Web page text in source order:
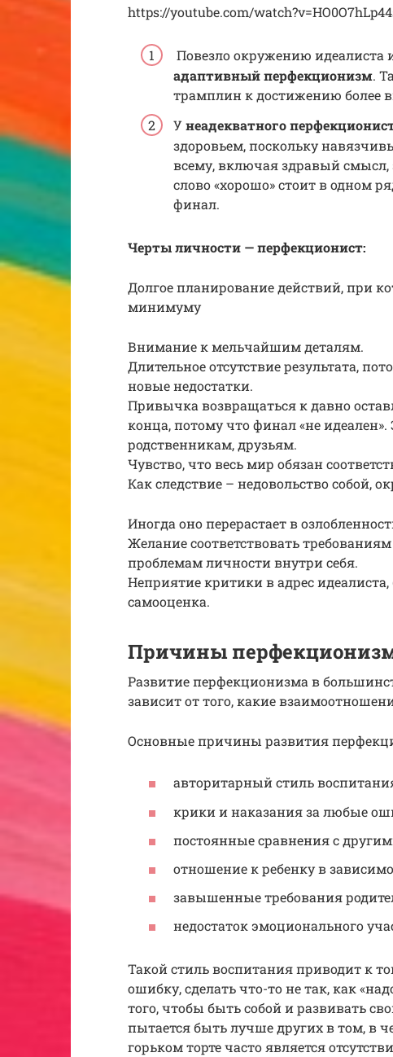
https://youtube.com/
Повезло окружению идеалиста
адаптивный перфекционизм.
трамплин к достижению более
У неадекватного
здоровьем, поскольку
всему, включая здравый
слово «хорошо» стоит в одном
финал.
Черты личности — перфекционист:
Долгое планирование действий, при
минимуму
Внимание к мельчайшим деталям.
Длительное отсутствие результата,
новые недостатки.
Привычка возвращаться к давно
конца, потому что финал «не
родственникам, друзьям.
Чувство, что весь мир обязан
Как следствие – недовольство собой,
Иногда оно перерастает в
Желание соответствовать
проблемам личности внутри себя.
Неприятие критики в адрес
самооценка.
Причины
Развитие перфекционизма в
зависит от того, какие
Основные причины развития
авторитарный стиль
крики и наказания за любые
постоянные сравнения с
отношение к ребенку в
завышенные требования
недостаток эмоционального
Такой стиль воспитания приводит к
ошибку, сделать что-то не так, как
того, чтобы быть собой и развивать
пытается быть лучше других в том, в
горьком торте часто является